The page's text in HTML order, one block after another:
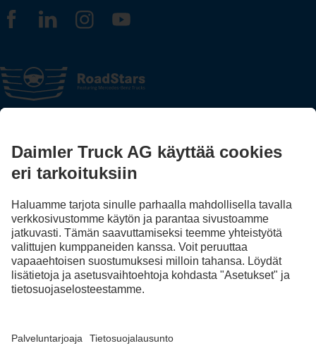
Jaa kokemuksesi muiden kuorma-autonkuljettajien kanssa.
Julkaisija